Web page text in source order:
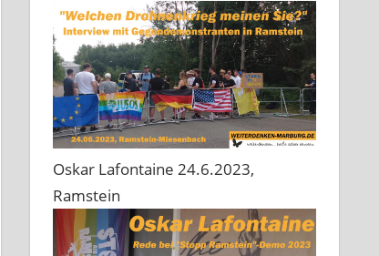
Oskar Lafontaine 24.6.2023,
Ramstein